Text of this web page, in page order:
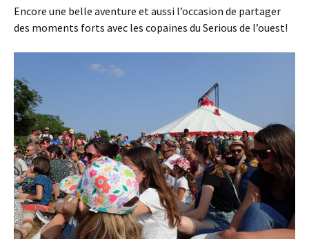
Encore une belle aventure et aussi l’occasion de partager
des moments forts avec les copaines du Serious de l’ouest!